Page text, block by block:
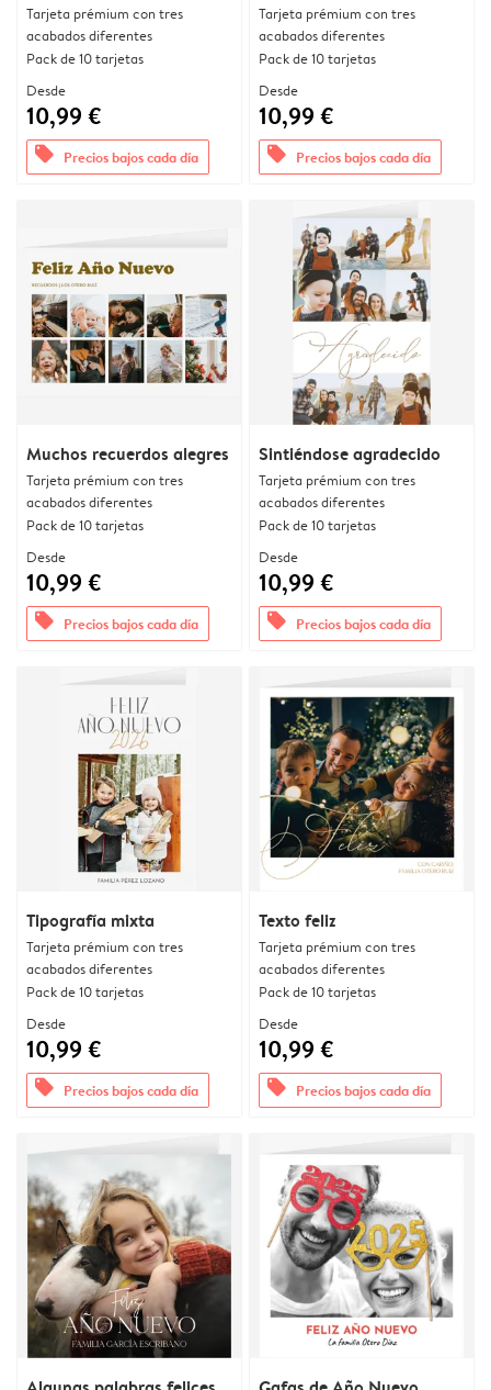
Tarjeta prémium con tres
acabados diferentes
Pack de 10 tarjetas
Desde
10,99 €
offers Precios bajos cada día
Tarjeta prémium con tres
acabados diferentes
Pack de 10 tarjetas
Desde
10,99 €
offers Precios bajos cada día
Muchos recuerdos alegres
Tarjeta prémium con tres
acabados diferentes
Pack de 10 tarjetas
Desde
10,99 €
offers Precios bajos cada día
Sintiéndose agradecido
Tarjeta prémium con tres
acabados diferentes
Pack de 10 tarjetas
Desde
10,99 €
offers Precios bajos cada día
Tipografía mixta
Tarjeta prémium con tres
acabados diferentes
Pack de 10 tarjetas
Desde
10,99 €
offers Precios bajos cada día
Texto feliz
Tarjeta prémium con tres
acabados diferentes
Pack de 10 tarjetas
Desde
10,99 €
offers Precios bajos cada día